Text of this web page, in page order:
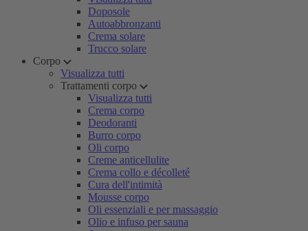
Doposole
Autoabbronzanti
Crema solare
Trucco solare
Corpo
Visualizza tutti
Trattamenti corpo
Visualizza tutti
Crema corpo
Deodoranti
Burro corpo
Oli corpo
Creme anticellulite
Crema collo e décolleté
Cura dell'intimità
Mousse corpo
Oli essenziali e per massaggio
Olio e infuso per sauna